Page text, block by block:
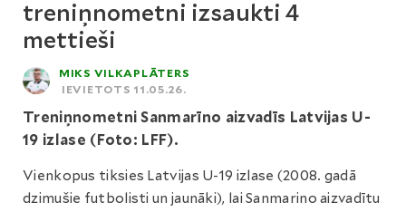
treniņnometni izsaukti 4
mettieši
MIKS VILKAPLĀTERS
IEVIETOTS 11.05.26.
Treniņnometni Sanmarīno aizvadīs Latvijas U-
19 izlase (Foto: LFF).
Vienkopus tiksies Latvijas U-19 izlase (2008. gadā
dzimušie futbolisti un jaunāki), lai Sanmarino aizvadītu